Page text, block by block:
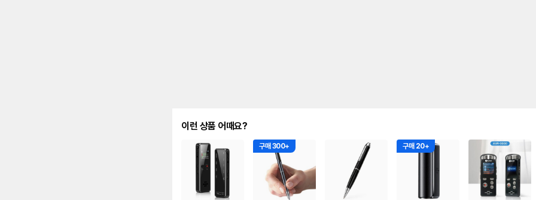
이런 상품 어때요?
구매 300+ 구매 20+